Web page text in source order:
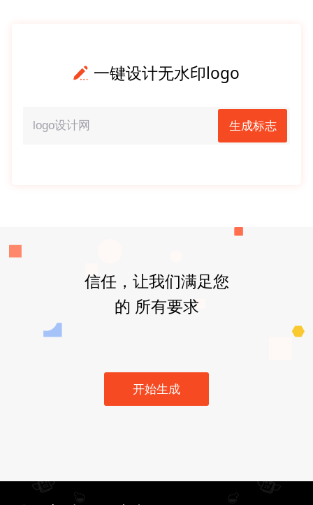
一键设计无水印logo
生成标志
信任，让我们满足您
的 所有要求
开始生成